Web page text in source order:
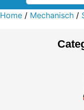
Home / Mechanisch /